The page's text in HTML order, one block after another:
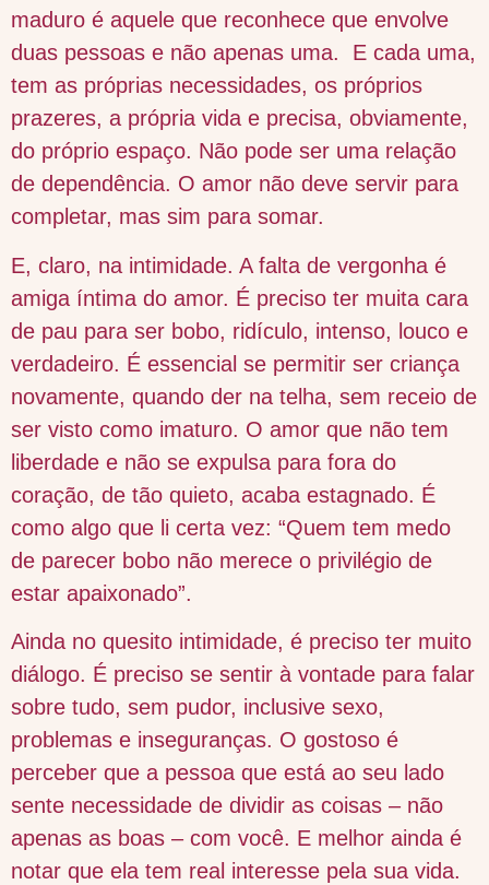
maduro é aquele que reconhece que envolve
duas pessoas e não apenas uma. E cada uma,
tem as próprias necessidades, os próprios
prazeres, a própria vida e precisa, obviamente,
do próprio espaço. Não pode ser uma relação
de dependência. O amor não deve servir para
completar, mas sim para somar.
E, claro, na intimidade. A falta de vergonha é
amiga íntima do amor. É preciso ter muita cara
de pau para ser bobo, ridículo, intenso, louco e
verdadeiro. É essencial se permitir ser criança
novamente, quando der na telha, sem receio de
ser visto como imaturo. O amor que não tem
liberdade e não se expulsa para fora do
coração, de tão quieto, acaba estagnado. É
como algo que li certa vez: “Quem tem medo
de parecer bobo não merece o privilégio de
estar apaixonado”.
Ainda no quesito intimidade, é preciso ter muito
diálogo. É preciso se sentir à vontade para falar
sobre tudo, sem pudor, inclusive sexo,
problemas e inseguranças. O gostoso é
perceber que a pessoa que está ao seu lado
sente necessidade de dividir as coisas – não
apenas as boas – com você. E melhor ainda é
notar que ela tem real interesse pela sua vida.